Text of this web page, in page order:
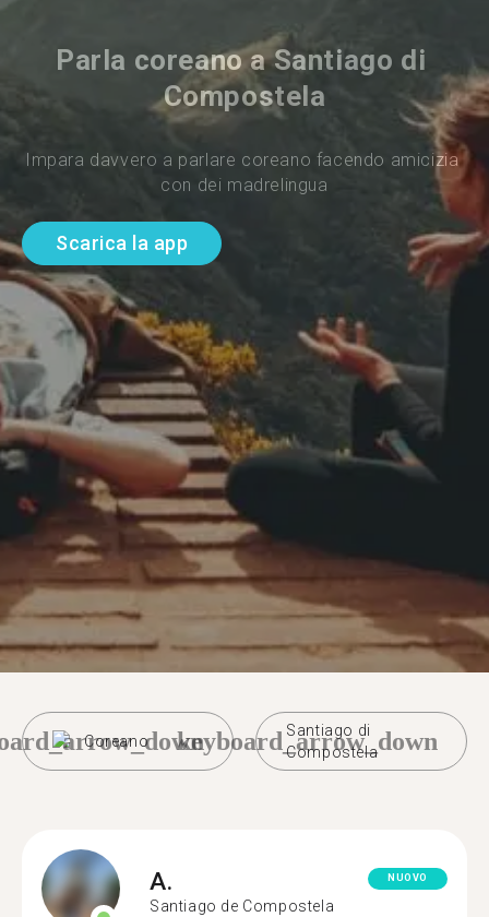
Parla coreano a Santiago di
Compostela
Impara davvero a parlare coreano facendo amicizia
con dei madrelingua
Scarica la app
Coreano
Santiago di
Compostela
keyboard_arrow_down
A.
Santiago de Compostela
NUOVO